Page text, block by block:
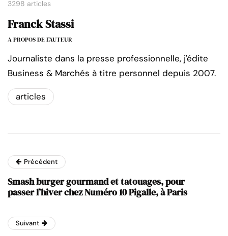
3298 articles
Franck Stassi
A PROPOS DE L'AUTEUR
Journaliste dans la presse professionnelle, j'édite
Business & Marchés à titre personnel depuis 2007.
articles
Précédent
Smash burger gourmand et tatouages, pour
passer l’hiver chez Numéro 10 Pigalle, à Paris
Suivant